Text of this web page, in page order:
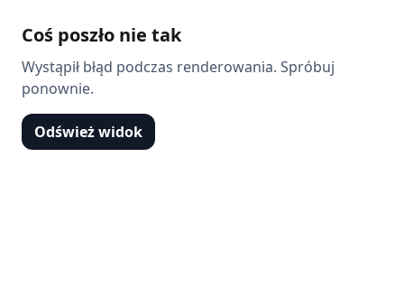
Coś poszło nie tak
Wystąpił błąd podczas renderowania. Spróbuj
ponownie.
Odśwież widok